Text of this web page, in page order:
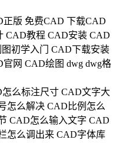
正版 免费CAD 下载CAD
CAD教程 CAD安装 CAD
初学入门
CAD下载安装
官网 CAD绘图 dwg dwg格
么标注尺寸 CAD文字大
怎么解决 CAD比例怎么
CAD怎么输入文字 CAD
怎么调出来 CAD字体库